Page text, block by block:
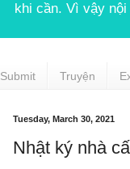
khi cần. Vì vậy
Submit Truyện
Tuesday, March 30, 2021
Nhật ký nhà